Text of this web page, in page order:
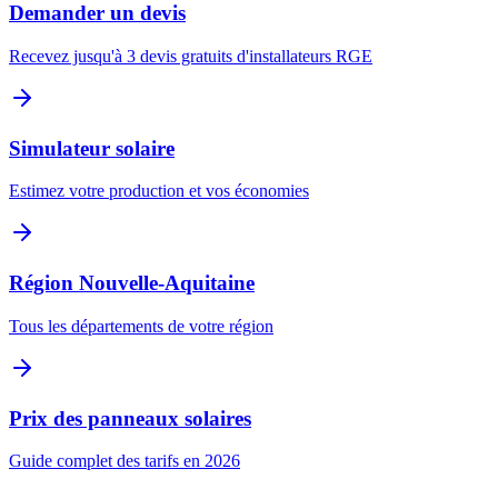
Demander un devis
Recevez jusqu'à 3 devis gratuits d'installateurs RGE
Simulateur solaire
Estimez votre production et vos économies
Région Nouvelle-Aquitaine
Tous les départements de votre région
Prix des panneaux solaires
Guide complet des tarifs en 2026